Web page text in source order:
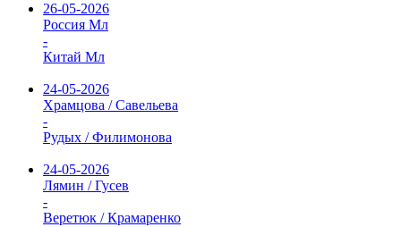
26-05-2026
Россия Мл
-
Китай Мл
24-05-2026
Храмцова / Савельева
-
Рудых / Филимонова
24-05-2026
Лямин / Гусев
-
Веретюк / Крамаренко